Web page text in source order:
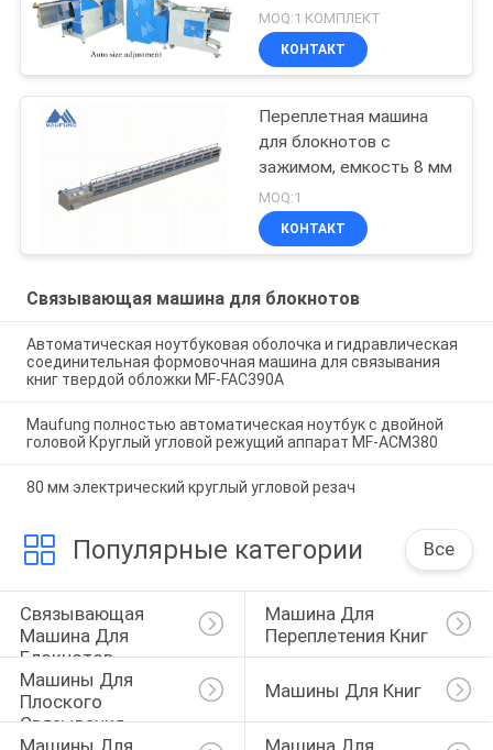
MOQ:1 КОМПЛЕКТ
КОНТАКТ
Переплетная машина
для блокнотов с
зажимом, емкость 8 мм
MOQ:1
КОНТАКТ
Связывающая машина для блокнотов
Автоматическая ноутбуковая оболочка и гидравлическая
соединительная формовочная машина для связывания
книг твердой обложки MF-FAC390A
Maufung полностью автоматическая ноутбук с двойной
головой Круглый угловой режущий аппарат MF-ACM380
80 мм электрический круглый угловой резач
Популярные категории Все
Связывающая
Машина Для
Блокнотов
Машина Для
Переплетения Книг
Машины Для
Плоского
Связывания
Машины Для Книг
Машины Для Машина Для